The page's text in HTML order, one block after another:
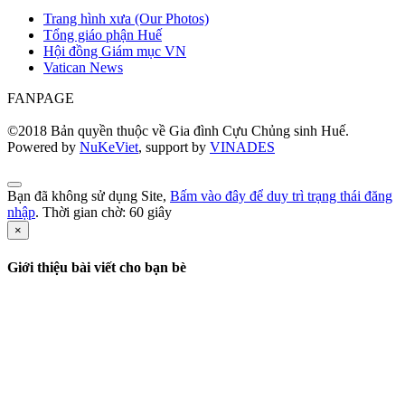
Trang hình xưa (Our Photos)
Tổng giáo phận Huế
Hội đồng Giám mục VN
Vatican News
FANPAGE
©2018 Bản quyền thuộc về Gia đình Cựu Chủng sinh Huế.
Powered by NuKeViet, support by VINADES
Bạn đã không sử dụng Site, Bấm vào đây để duy trì trạng thái đăng
nhập. Thời gian chờ: 60 giây
×
Giới thiệu bài viết cho bạn bè